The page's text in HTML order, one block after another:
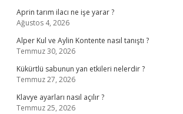
Aprin tarım ilacı ne işe yarar ?
Ağustos 4, 2026
Alper Kul ve Aylin Kontente nasıl tanıştı ?
Temmuz 30, 2026
Kükürtlü sabunun yan etkileri nelerdir ?
Temmuz 27, 2026
Klavye ayarları nasıl açılır ?
Temmuz 25, 2026